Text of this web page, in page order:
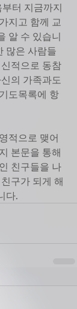
터 지금까지
지고 함께 교
알 수 있습니
많은 사람들
적으로 동참
의 가족과도
도목록에 항
적으로 맺어
본문을 통해
친구들을 나
구가 되게 해
다.